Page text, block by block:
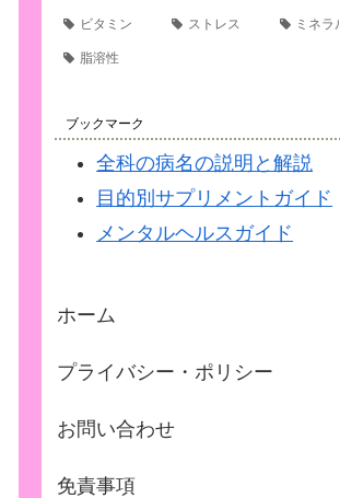
ビタミン ストレス ミネラ
脂溶性
ブックマーク
全科の病名の説明と解説
目的別サプリメントガイド
メンタルヘルスガイド
ホーム
プライバシー・ポリシー
お問い合わせ
免責事項